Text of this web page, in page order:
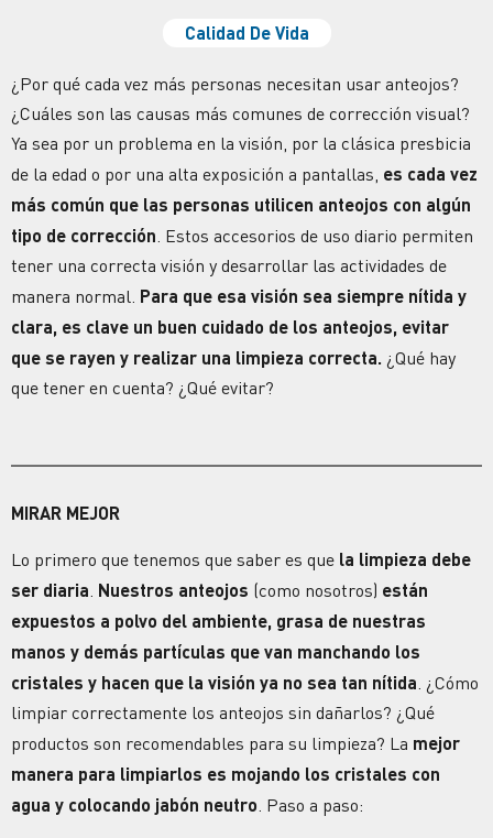
Calidad De Vida
¿Por qué cada vez más personas necesitan usar anteojos?
¿Cuáles son las causas más comunes de corrección visual?
Ya sea por un problema en la visión , por la clásica presbicia
de la edad o por una alta exposición a pantallas, es cada vez
más común que las personas utilicen anteojos con algún
tipo de corrección . Estos accesorios de uso diario permiten
tener una correcta visión y desarrollar las actividades de
manera normal. Para que esa visión sea siempre nítida y
clara, es clave un buen cuidado de los anteojos, evitar
que se rayen y realizar una limpieza correcta. ¿Qué hay
que tener en cuenta? ¿Qué evitar?
MIRAR MEJOR
Lo primero que tenemos que saber es que la limpieza debe
ser diaria. Nuestros anteojos (como nosotros) están
expuestos a polvo del ambiente, grasa de nuestras
manos y demás partículas que van manchando los
cristales y hacen que la visión ya no sea tan nítida. ¿Cómo
limpiar correctamente los anteojos sin dañarlos? ¿Qué
productos son recomendables para su limpieza? La mejor
manera para limpiarlos es mojando los cristales con
agua y colocando jabón neutro. Paso a paso: